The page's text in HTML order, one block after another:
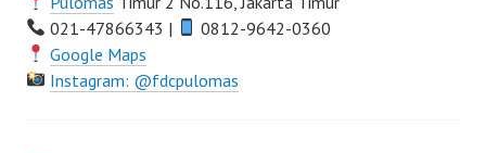
021-47866343 |
0812-9642-0360
Google Maps
Instagram: @fdcpulomas